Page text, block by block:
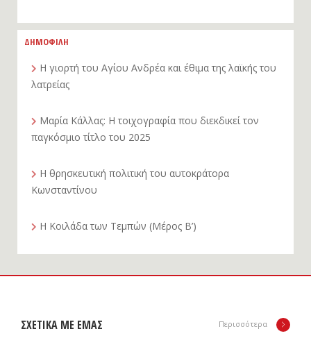
ΔΗΜΟΦΙΛΗ
Η γιορτή του Αγίου Ανδρέα και έθιμα της λαϊκής του
λατρείας
Μαρία Κάλλας: Η τοιχογραφία που διεκδικεί τον
παγκόσμιο τίτλο του 2025
Η θρησκευτική πολιτική του αυτοκράτορα
Κωνσταντίνου
Η Κοιλάδα των Τεμπών (Μέρος Β’)
ΣΧΕΤΙΚΑ ΜΕ ΕΜΑΣ Περισσότερα